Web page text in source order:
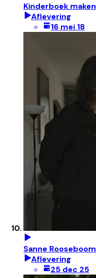
Kinderboek maken
Aflevering
16 mei 18
Sanne Rooseboom
Aflevering
25 dec 25